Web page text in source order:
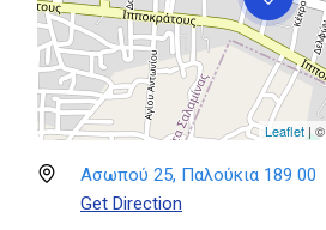
Leaflet| ©
Ασωπού 25, Παλούκια 189 00
Get Direction